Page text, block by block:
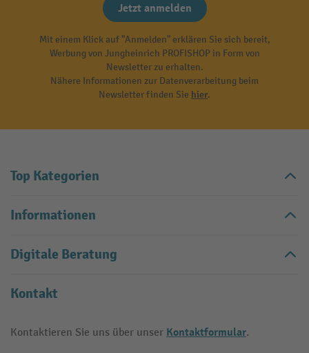
Jetzt anmelden
Mit einem Klick auf "Anmelden" erklären Sie sich bereit,
Werbung von Jungheinrich PROFISHOP in Form von
Newsletter zu erhalten.
Nähere Informationen zur Datenverarbeitung beim
Newsletter finden Sie hier.
Top Kategorien
Informationen
Digitale Beratung
Kontakt
Kontaktieren Sie uns über unser Kontaktformular.